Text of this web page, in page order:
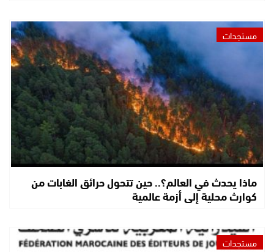
مستجدات
ماذا يحدث في العالم؟.. حين تتحول حرائق الغابات من
كوارث محلية إلى أزمة عالمية
مستجدات